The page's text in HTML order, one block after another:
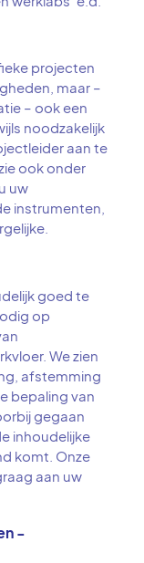
projecten
maar –
– ook een
noodzakelijk
aan te
ook onder
uw
instrumenten,
goed te
op
We zien
afstemming
bepaling van
gegaan
inhoudelijke
komt. Onze
aan uw
-